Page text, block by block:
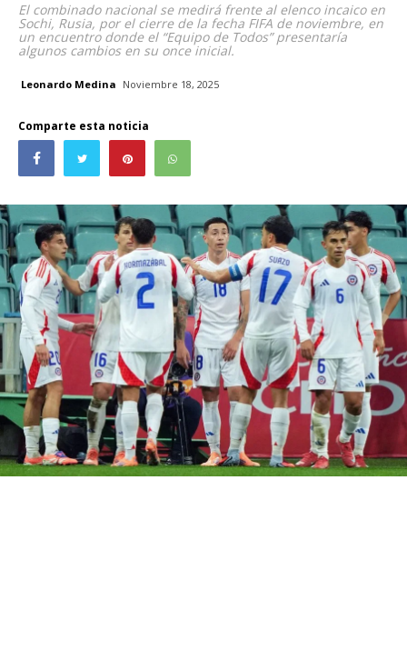
El combinado nacional se medirá frente al elenco incaico en
Sochi, Rusia, por el cierre de la fecha FIFA de noviembre, en
un encuentro donde el “Equipo de Todos” presentaría
algunos cambios en su once inicial.
Leonardo Medina Noviembre 18, 2025
Comparte esta noticia